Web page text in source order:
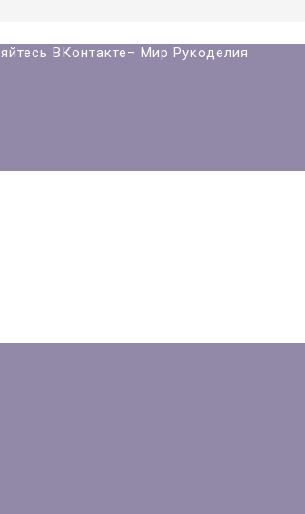
ВКонтакте– Мир Рукоделия